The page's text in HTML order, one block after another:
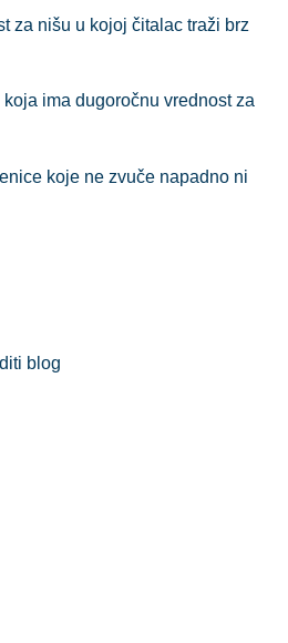
za nišu u kojoj čitalac traži brz
ima dugoročnu vrednost za
koje ne zvuče napadno ni